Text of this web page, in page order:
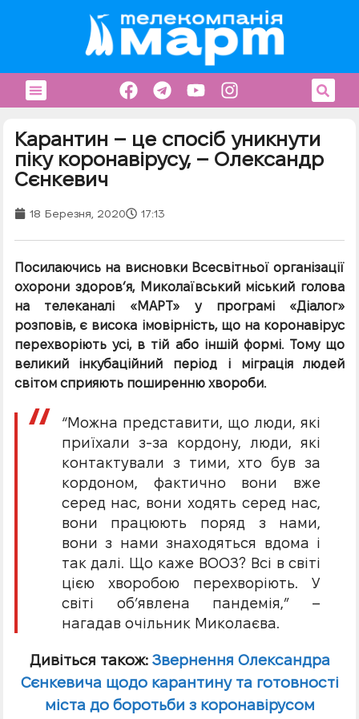
Карантин – це спосіб уникнути
піку коронавірусу, – Олександр
Сєнкевич
18 Березня, 2020 17:13
Посилаючись на висновки Всесвітньої організації
охорони здоров’я, Миколаївський міський голова
на телеканалі «МАРТ» у програмі «Діалог»
розповів, є висока імовірність, що на коронавірус
перехворіють усі, в тій або іншій формі. Тому що
великий інкубаційний період і міграція людей
світом сприяють поширенню хвороби.
“Можна представити, що люди, які
приїхали з-за кордону, люди, які
контактували з тими, хто був за
кордоном, фактично вони вже
серед нас, вони ходять серед нас,
вони працюють поряд з нами,
вони з нами знаходяться вдома і
так далі. Що каже ВООЗ? Всі в світі
цією хворобою перехворіють. У
світі об’явлена пандемія,” –
нагадав очільник Миколаєва.
Дивіться також: Звернення Олександра
Сєнкевича щодо карантину та готовності
міста до боротьби з коронавірусом